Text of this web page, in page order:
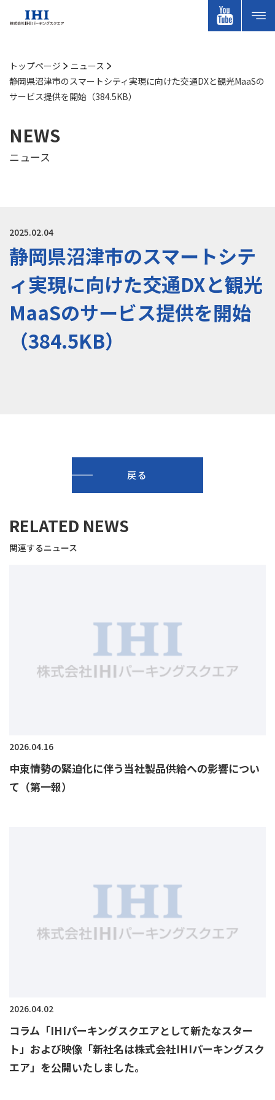
トップページ
ニュース
静岡県沼津市のスマートシティ実現に向けた交通DXと観光MaaSの
サービス提供を開始（384.5KB）
NEWS
ニュース
2025.02.04
静岡県沼津市のスマートシテ
ィ実現に向けた交通DXと観光
MaaSのサービス提供を開始
（384.5KB）
戻る
RELATED NEWS
関連するニュース
2026.04.16
中東情勢の緊迫化に伴う当社製品供給への影響につい
て（第一報）
2026.04.02
コラム「IHIパーキングスクエアとして新たなスター
ト」および映像「新社名は株式会社IHIパーキングスク
エア」を公開いたしました。